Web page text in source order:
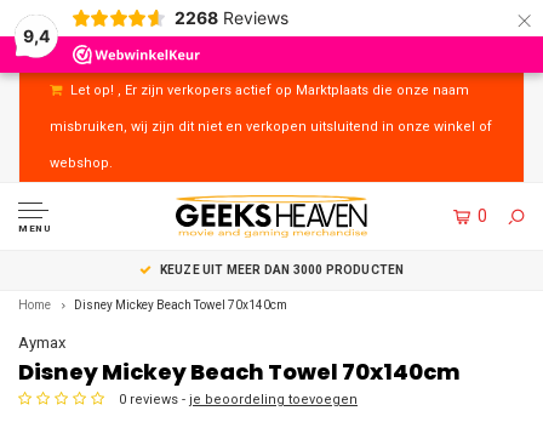
9,4
2268 Reviews ×
Let op! , Er zijn verkopers actief op Marktplaats die onze naam
misbruiken, wij zijn dit niet en verkopen uitsluitend in onze winkel of
webshop.
MENU
0
UITSTEKENDE KLANTENSERVICE
Home Disney Mickey Beach Towel 70x140cm
Aymax
Disney Mickey Beach Towel 70x140cm
0 reviews - je beoordeling toevoegen